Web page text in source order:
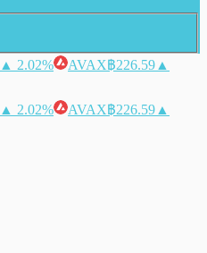
▲ 2.02% AVAX฿226.59 ▲
▲ 2.02% AVAX฿226.59 ▲